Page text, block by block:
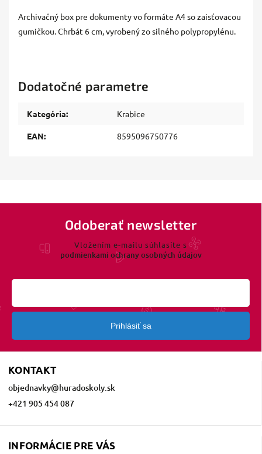
Archivačný box pre dokumenty vo formáte A4 so zaisťovacou
gumičkou. Chrbát 6 cm, vyrobený zo silného polypropylénu.
Dodatočné parametre
Kategória: Krabice
EAN: 8595096750776
KONTAKT
objednavky@huradoskoly.sk
+421 905 454 087
INFORMÁCIE PRE VÁS
Odoberať newsletter
Vložením e-mailu súhlasíte s
podmienkami ochrany osobných údajov
Prihlásiť sa